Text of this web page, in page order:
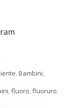
,Bambini,
,fluoro,fluoruro,